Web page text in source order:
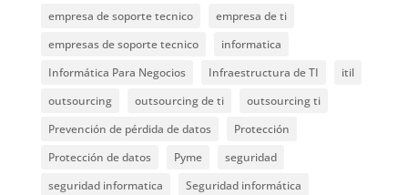
empresa de soporte tecnico
empresa de ti
empresas de soporte tecnico
informatica
Informática Para Negocios
Infraestructura de TI
itil
outsourcing
outsourcing de ti
outsourcing ti
Prevención de pérdida de datos
Protección
Protección de datos
Pyme
seguridad
seguridad informatica
Seguridad informática